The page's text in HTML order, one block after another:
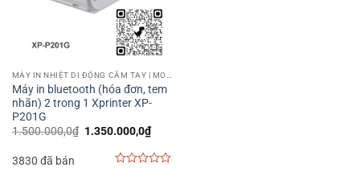
Máy in bluetooth (hóa đơn, tem
nhãn) 2 trong 1 Xprinter XP-
P201G
1.500.000,0₫ Giá
1.500.000,0₫.
1.350.000,0₫Giá
hiện
tại
là:
3830 đã bán